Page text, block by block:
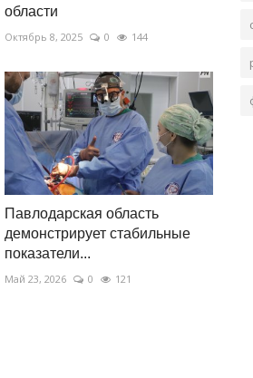
области
Октябрь 8, 2025 0 144
Павлодарская область
демонстрирует стабильные
показатели...
Май 23, 2026 0 121